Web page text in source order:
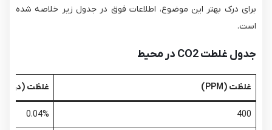
برای درک بهتر این موضوع، اطلاعات فوق در جدول زیر خلاصه شده
است.
جدول غلطت CO2 در محیط
غلظت (PPM) غلظت (درصد
400
0.04%